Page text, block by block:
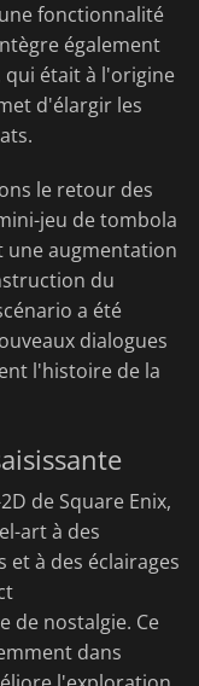
fonctionnalité
également
qui était à l'origine
d'élargir les
le retour des
jeu de tombola
une augmentation
du
a été
dialogues
l'histoire de la
de Square Enix,
art à des
à des éclairages
de nostalgie. Ce
dans